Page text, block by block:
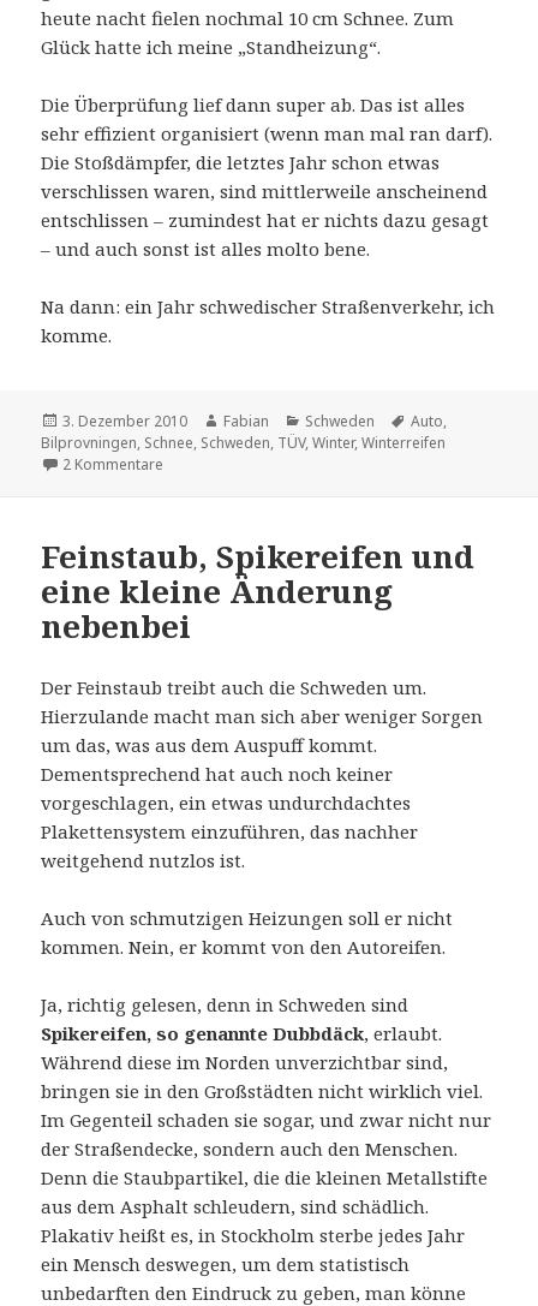
heute nacht fielen nochmal 10 cm Schnee. Zum
Glück hatte ich meine „Standheizung“.
Die Überprüfung lief dann super ab. Das ist alles
sehr effizient organisiert (wenn man mal ran darf).
Die Stoßdämpfer, die letztes Jahr schon etwas
verschlissen waren, sind mittlerweile anscheinend
entschlissen – zumindest hat er nichts dazu gesagt
– und auch sonst ist alles molto bene.
Na dann: ein Jahr schwedischer Straßenverkehr, ich
komme.
Veröffentlicht
am
3. Dezember 2010 Autor
Fabian Kategorien
Schweden Schlagwörter
Auto,
Bilprovningen, Schnee, Schweden, TÜV,Winter,Winterreifen
2 Kommentare
Feinstaub, Spikereifen und
eine kleine Änderung
nebenbei
Der Feinstaub treibt auch die Schweden um.
Hierzulande macht man sich aber weniger Sorgen
um das, was aus dem Auspuff kommt.
Dementsprechend hat auch noch keiner
vorgeschlagen, ein etwas undurchdachtes
Plakettensystem einzuführen, das nachher
weitgehend nutzlos ist.
Auch von schmutzigen Heizungen soll er nicht
kommen. Nein, er kommt von den Autoreifen.
Ja, richtig gelesen, denn in Schweden sind
Spikereifen, so genannte Dubbdäck, erlaubt.
Während diese im Norden unverzichtbar sind,
bringen sie in den Großstädten nicht wirklich viel.
Im Gegenteil schaden sie sogar, und zwar nicht nur
der Straßendecke, sondern auch den Menschen.
Denn die Staubpartikel, die die kleinen Metallstifte
aus dem Asphalt schleudern, sind schädlich.
Plakativ heißt es, in Stockholm sterbe jedes Jahr
ein Mensch deswegen, um dem statistisch
unbedarften den Eindruck zu geben, man könne